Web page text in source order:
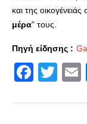
και της
μέρα” τους.
Πηγή είδησης :